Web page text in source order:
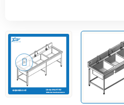
CHẬU RỬA 3 HỐ